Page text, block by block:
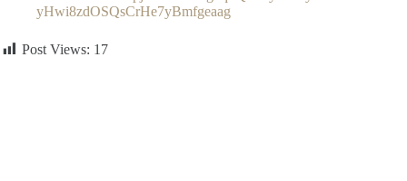
yHwi8zdOSQsCrHe7yBmfgeaag
Post Views: 17